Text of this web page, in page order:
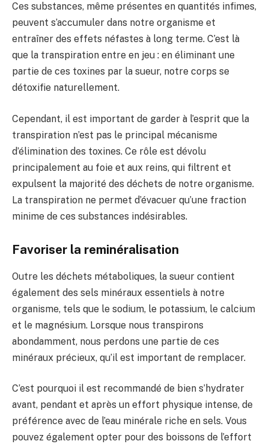
Ces substances, même présentes en quantités infimes,
peuvent s’accumuler dans notre organisme et
entraîner des effets néfastes à long terme. C’est là
que la transpiration entre en jeu : en éliminant une
partie de ces toxines par la sueur, notre corps se
détoxifie naturellement.
Cependant, il est important de garder à l’esprit que la
transpiration n’est pas le principal mécanisme
d’élimination des toxines. Ce rôle est dévolu
principalement au foie et aux reins, qui filtrent et
expulsent la majorité des déchets de notre organisme.
La transpiration ne permet d’évacuer qu’une fraction
minime de ces substances indésirables.
Favoriser la reminéralisation
Outre les déchets métaboliques, la sueur contient
également des sels minéraux essentiels à notre
organisme, tels que le sodium, le potassium, le calcium
et le magnésium. Lorsque nous transpirons
abondamment, nous perdons une partie de ces
minéraux précieux, qu’il est important de remplacer.
C’est pourquoi il est recommandé de bien s’hydrater
avant, pendant et après un effort physique intense, de
préférence avec de l’eau minérale riche en sels. Vous
pouvez également opter pour des boissons de l’effort